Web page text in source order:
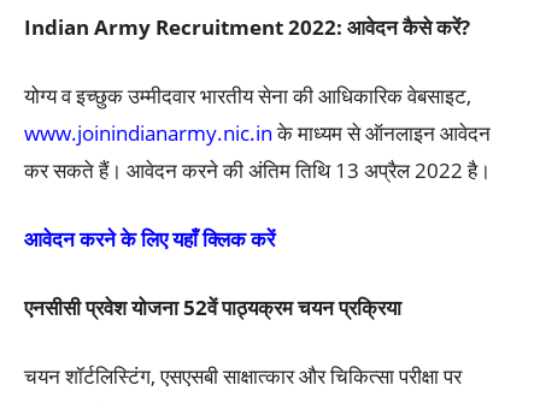
Indian Army Recruitment 2022: आवेदन कैसे करें?
योग्य व इच्छुक उम्मीदवार भारतीय सेना की आधिकारिक वेबसाइट,
www.joinindianarmy.nic.inके माध्यम से ऑनलाइन आवेदन
कर सकते हैं। आवेदन करने की अंतिम तिथि 13 अप्रैल 2022 है।
आवेदन करने के लिए यहाँ क्लिक करें
एनसीसी प्रवेश योजना 52वें पाठ्यक्रम चयन प्रक्रिया
चयन शॉर्टलिस्टिंग, एसएसबी साक्षात्कार और चिकित्सा परीक्षा पर